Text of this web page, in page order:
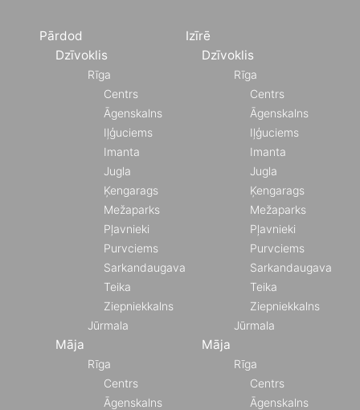
Pārdod
Dzīvoklis
Rīga
Centrs
Āgenskalns
Iļģuciems
Imanta
Jugla
Ķengarags
Mežaparks
Pļavnieki
Purvciems
Sarkandaugava
Teika
Ziepniekkalns
Jūrmala
Māja
Rīga
Centrs
Āgenskalns
Izīrē
Dzīvoklis
Rīga
Centrs
Āgenskalns
Iļģuciems
Imanta
Jugla
Ķengarags
Mežaparks
Pļavnieki
Purvciems
Sarkandaugava
Teika
Ziepniekkalns
Jūrmala
Māja
Rīga
Centrs
Āgenskalns